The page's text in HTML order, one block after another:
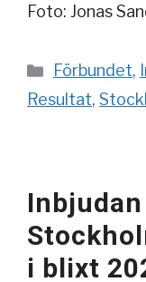
Foto: Jonas
Kategorier
Förbundet,
Resultat,
Inbjudan
i blixt